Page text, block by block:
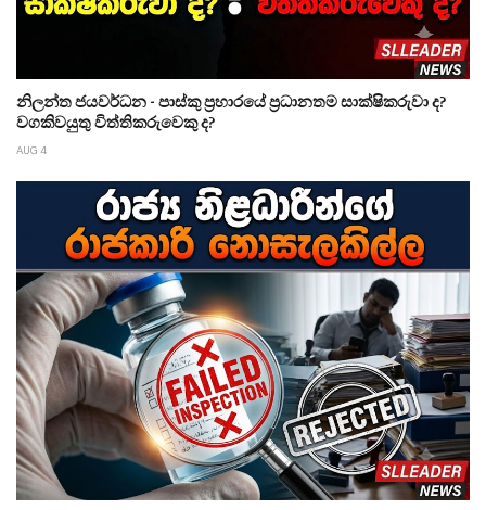
නිලන්ත ජයවර්ධන - පාස්කු ප්‍රහාරයේ ප්‍රධානතම සාක්ෂිකරුවා ද?
වගකිවයුතු විත්තිකරුවෙකු ද?
AUG 4